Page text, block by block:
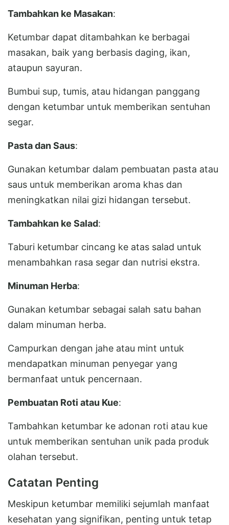
Tambahkan ke Masakan:
Ketumbar dapat ditambahkan ke berbagai
masakan, baik yang berbasis daging, ikan,
ataupun sayuran.
Bumbui sup, tumis, atau hidangan panggang
dengan ketumbar untuk memberikan sentuhan
segar.
Pasta dan Saus:
Gunakan ketumbar dalam pembuatan pasta atau
saus untuk memberikan aroma khas dan
meningkatkan nilai gizi hidangan tersebut.
Tambahkan ke Salad:
Taburi ketumbar cincang ke atas salad untuk
menambahkan rasa segar dan nutrisi ekstra.
Minuman Herba:
Gunakan ketumbar sebagai salah satu bahan
dalam minuman herba.
Campurkan dengan jahe atau mint untuk
mendapatkan minuman penyegar yang
bermanfaat untuk pencernaan.
Pembuatan Roti atau Kue:
Tambahkan ketumbar ke adonan roti atau kue
untuk memberikan sentuhan unik pada produk
olahan tersebut.
Catatan Penting
Meskipun ketumbar memiliki sejumlah manfaat
kesehatan yang signifikan, penting untuk tetap